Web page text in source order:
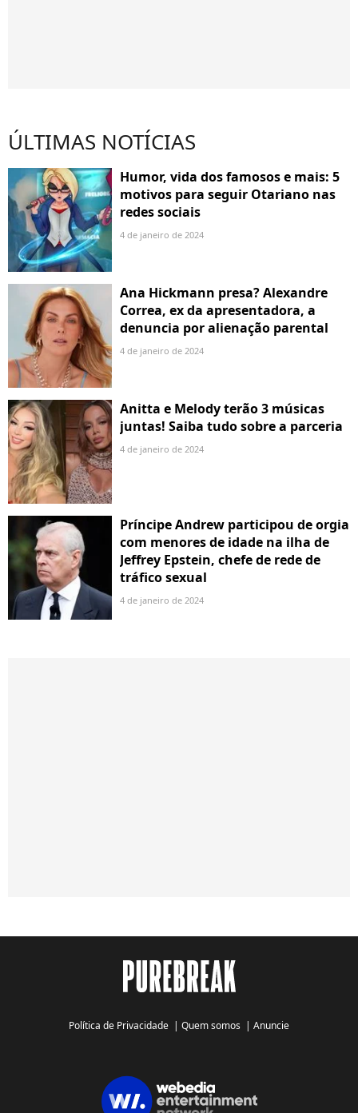
ÚLTIMAS NOTÍCIAS
Humor, vida dos famosos e mais: 5
motivos para seguir Otariano nas
redes sociais
4 de janeiro de 2024
Ana Hickmann presa? Alexandre
Correa, ex da apresentadora, a
denuncia por alienação parental
4 de janeiro de 2024
Anitta e Melody terão 3 músicas
juntas! Saiba tudo sobre a parceria
4 de janeiro de 2024
Príncipe Andrew participou de orgia
com menores de idade na ilha de
Jeffrey Epstein, chefe de rede de
tráfico sexual
4 de janeiro de 2024
Política de Privacidade | Quem somos | Anuncie